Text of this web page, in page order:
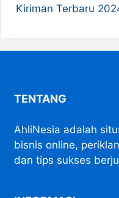
Kiriman Terbaru
TENTANG
AhliNesia adalah
bisnis online,
dan tips sukses